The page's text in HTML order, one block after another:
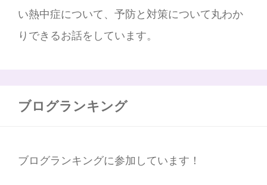
い熱中症について、予防と対策について丸わか
りできるお話をしています。
ブログランキング
ブログランキングに参加しています！